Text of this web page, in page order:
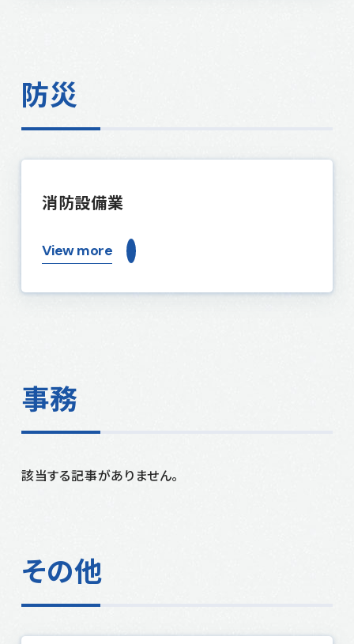
防災
消防設備業
View more
事務
該当する記事がありません。
その他